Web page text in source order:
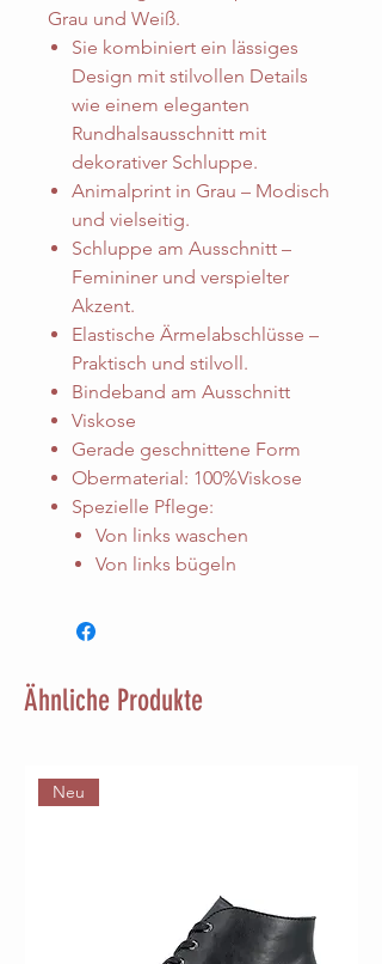
Grau und Weiß.
Sie kombiniert ein lässiges
Design mit stilvollen Details
wie einem eleganten
Rundhalsausschnitt mit
dekorativer Schluppe.
Animalprint in Grau – Modisch
und vielseitig.
Schluppe am Ausschnitt –
Femininer und verspielter
Akzent.
Elastische Ärmelabschlüsse –
Praktisch und stilvoll.
Bindeband am Ausschnitt
Viskose
Gerade geschnittene Form
Obermaterial: 100%Viskose
Spezielle Pflege:
Von links waschen
Von links bügeln
Ähnliche Produkte
Neu